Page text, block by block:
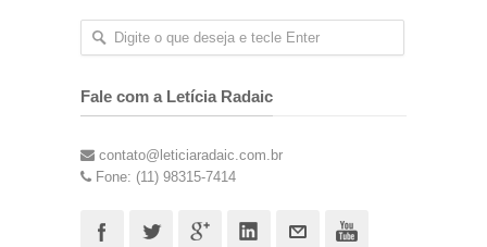
Fale com a Letícia Radaic
contato@leticiaradaic.com.br
Fone: (11) 98315-7414